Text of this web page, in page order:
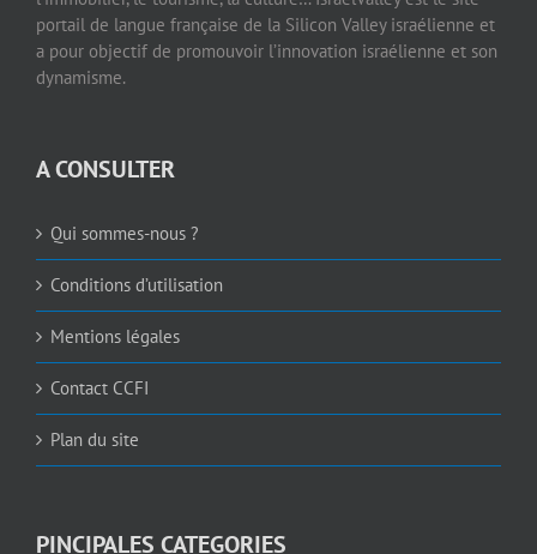
portail de langue française de la Silicon Valley israélienne et
a pour objectif de promouvoir l’innovation israélienne et son
dynamisme.
A CONSULTER
Qui sommes-nous ?
Conditions d’utilisation
Mentions légales
Contact CCFI
Plan du site
PINCIPALES CATEGORIES